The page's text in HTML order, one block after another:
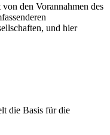
den Vorannahmen des
und hier
die Basis für die